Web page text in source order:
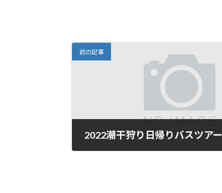
前の記事
2022潮干狩り日帰りバスツアー